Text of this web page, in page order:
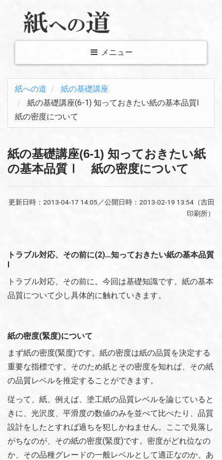
メ
ニ
ュ
ー
表
り
替
え
メニュー
紙への道
紙の基礎講座
紙の基礎講座(6-1) 知っておきたい紙の基本品質Ⅰ
紙の密度について
紙の基礎講座(6-1) 知っておきたい紙
の基本品質Ⅰ 紙の密度について
更新日時： 2013-04-17 14:05 ／公開日時： 2013-02-19 13:54 （吉田
印刷所）
トラブル対応、その前に(2)…知っておきたい紙の基本品質
Ⅰ
トラブル対応、その前に。今回は基礎知識です。紙の基本
品質について少し具体的に触れていきます。
紙の密度(緊度)について
まず紙の密度(緊度)です。紙の密度は紙の品質を決定する
重要な指標です。そのため紙とその密度を知れば、その紙
の品質レベルを推定することができます。
従って、紙、例えば、塗工紙の品質レベルを論じていると
きに、光沢度、平滑度の数値のみを並べて比べたり、品質
設計をしたとすれば過ちを犯しかねません。ここで見落し
がちなのが、その紙の密度(緊度)です。密度がどれ位なの
か、その品種グレードの一般レベルとして適正なのか、あ